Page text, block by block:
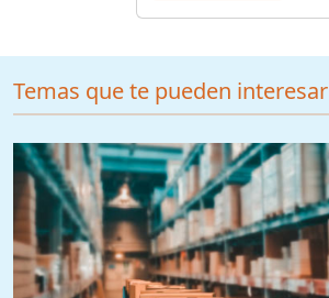
Temas que te pueden interesar